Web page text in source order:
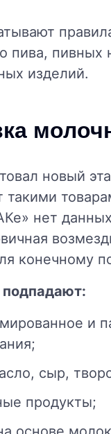
пива,
изделий.
новый
такими
нет
конечному
и
сыр,
продукты;